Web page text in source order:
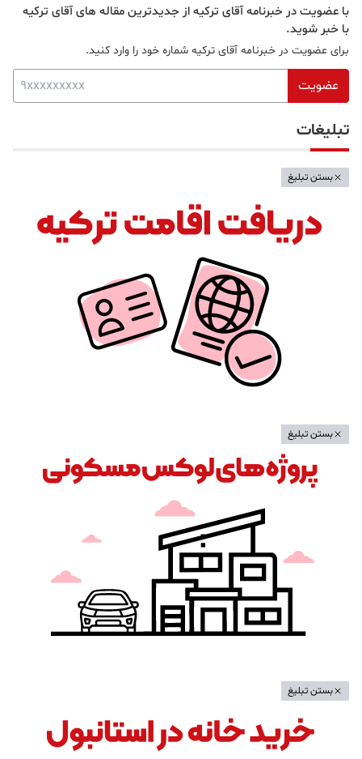
با عضویت در خبرنامه آقای ترکیه از جدیدترین مقاله های آقای ترکیه
با خبر شوید.
برای عضویت در خبرنامه آقای ترکیه شماره خود را وارد کنید.
عضویت
تبلیغات
بستن تبلیغ
بستن تبلیغ
بستن تبلیغ